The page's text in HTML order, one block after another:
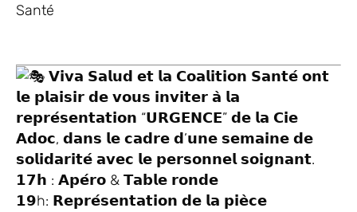
Santé
𝗩𝗶𝘃𝗮 𝗦𝗮𝗹𝘂𝗱 𝗲𝘁 𝗹𝗮 𝗖𝗼𝗮𝗹𝗶𝘁𝗶𝗼𝗻 𝗦𝗮𝗻𝘁𝗲́ 𝗼𝗻𝘁
𝗹𝗲 𝗽𝗹𝗮𝗶𝘀𝗶𝗿 𝗱𝗲 𝘃𝗼𝘂𝘀 𝗶𝗻𝘃𝗶𝘁𝗲𝗿 𝗮̀ 𝗹𝗮
𝗿𝗲𝗽𝗿𝗲́𝘀𝗲𝗻𝘁𝗮𝘁𝗶𝗼𝗻 “𝗨𝗥𝗚𝗘𝗡𝗖𝗘” 𝗱𝗲 𝗹𝗮 𝗖𝗶𝗲
𝗔𝗱𝗼𝗰, 𝗱𝗮𝗻𝘀 𝗹𝗲 𝗰𝗮𝗱𝗿𝗲 𝗱’𝘂𝗻𝗲 𝘀𝗲𝗺𝗮𝗶𝗻𝗲 𝗱𝗲
𝘀𝗼𝗹𝗶𝗱𝗮𝗿𝗶𝘁𝗲́ 𝗮𝘃𝗲𝗰 𝗹𝗲 𝗽𝗲𝗿𝘀𝗼𝗻𝗻𝗲𝗹 𝘀𝗼𝗶𝗴𝗻𝗮𝗻𝘁.
𝟭𝟳𝗵 : 𝗔𝗽𝗲́𝗿𝗼 & 𝗧𝗮𝗯𝗹𝗲 𝗿𝗼𝗻𝗱𝗲
𝟭𝟵h: 𝗥𝗲𝗽𝗿𝗲́𝘀𝗲𝗻𝘁𝗮𝘁𝗶𝗼𝗻 𝗱𝗲 𝗹𝗮 𝗽𝗶𝗲̀𝗰𝗲